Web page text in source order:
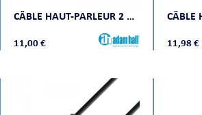
CÂBLE HAUT-PARLEUR 2 X 1,5 MM² JACK 6,35 MM MONO VERS JACK 6,35 MM MONO 3 M
11,00 € 11,98 €